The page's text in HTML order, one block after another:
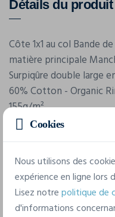
Détails du produit
Côte 1x1 au col Bande
matière principale
Surpiqûre double large
60% Cotton - Organic
155g/m²
Marque
Stanley/Stella
Cookies
Nous utilisons des
expérience en ligne
Lisez notrepolitique de
d'informations